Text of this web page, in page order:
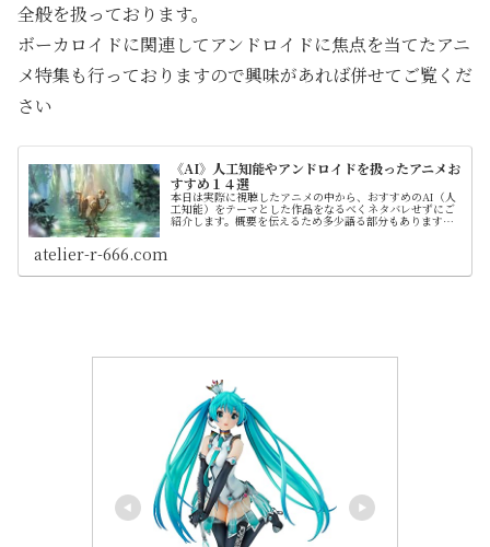
全般を扱っております。
ボーカロイドに関連してアンドロイドに焦点を当てたアニ
メ特集も行っておりますので興味があれば併せてご覧くだ
さい
《AI》人工知能やアンドロイドを扱ったアニメお
すすめ１４選
本日は実際に視聴したアニメの中から、おすすめのAI（人
工知能）をテーマとした作品をなるべくネタバレせずにご
紹介します。概要を伝えるため多少語る部分もありますが
atelier-r-666.com